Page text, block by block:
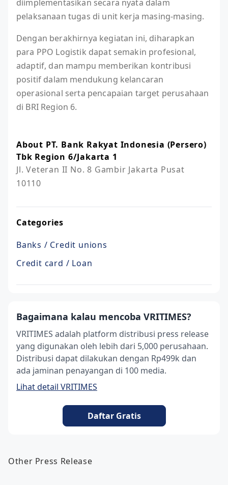
diimplementasikan secara nyata dalam
pelaksanaan tugas di unit kerja masing-masing.
Dengan berakhirnya kegiatan ini, diharapkan
para PPO Logistik dapat semakin profesional,
adaptif, dan mampu memberikan kontribusi
positif dalam mendukung kelancaran
operasional serta pencapaian target perusahaan
di BRI Region 6.
About PT. Bank Rakyat Indonesia (Persero)
Tbk Region 6/Jakarta 1
Jl. Veteran II No. 8 Gambir Jakarta Pusat
10110
Categories
Banks / Credit unions
Credit card / Loan
Bagaimana kalau mencoba VRITIMES?
VRITIMES adalah platform distribusi press release
yang digunakan oleh lebih dari 5,000 perusahaan.
Distribusi dapat dilakukan dengan Rp499k dan
ada jaminan penayangan di 100 media.
Lihat detail VRITIMES
Daftar Gratis
Other Press Release